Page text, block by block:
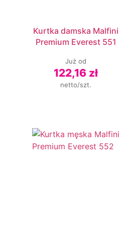
Kurtka damska Malfini
Premium Everest 551
Już od
122,16 zł
netto/szt.